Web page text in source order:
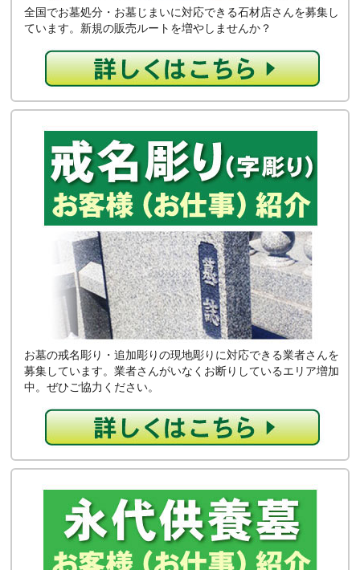
全国でお墓処分・お墓じまいに対応できる石材店さんを募集し
ています。新規の販売ルートを増やしませんか？
お墓の戒名彫り・追加彫りの現地彫りに対応できる業者さんを
募集しています。業者さんがいなくお断りしているエリア増加
中。ぜひご協力ください。